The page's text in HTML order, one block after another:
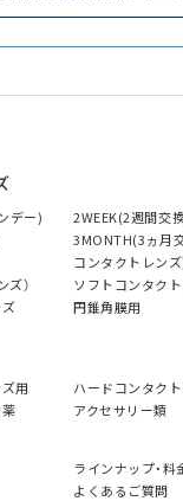
デー)
2WEEK(2週間交
3MONTH(3ヵ月
コンタクトレン
ズ）
ソフトコンタク
円錐角膜用
用
ハードコンタク
アクセサリー類
ラインナップ・料
よくあるご質問